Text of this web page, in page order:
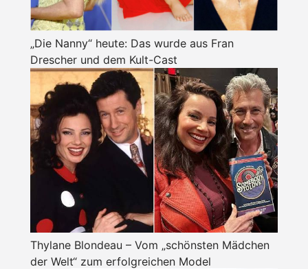
„Die Nanny“ heute: Das wurde aus Fran
Drescher und dem Kult-Cast
Thylane Blondeau – Vom „schönsten Mädchen
der Welt“ zum erfolgreichen Model